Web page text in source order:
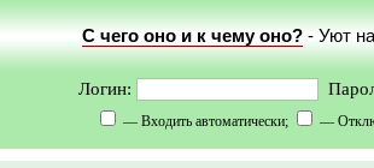
С чего оно и к чему оно?- Уют на
Логин:
— Входить автоматически; —